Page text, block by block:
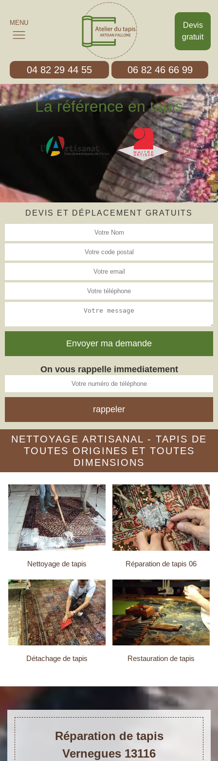
Devis
gratuit
MENU
04 82 29 44 55 06 82 46 66 99
La référence en tapis
DEVIS ET DÉPLACEMENT GRATUITS
On vous rappelle immediatement
NETTOYAGE ARTISANAL - TAPIS DE
TOUTES ORIGINES ET TOUTES
DIMENSIONS
Nettoyage de tapis Réparation de tapis 06
Détachage de tapis Restauration de tapis
Réparation de tapis
Vernegues 13116